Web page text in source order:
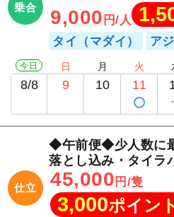
乗合 9,000 円/人
タイ（マダイ） ア
今日
8/8
日
9
月
10
火
11
仕立
◆午前便◆少人数に
落とし込み・タイラ
45,000 円/隻
3,000ポイン